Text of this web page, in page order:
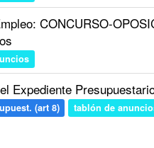
CONCURSO-
Expediente
(art 8) tablón de